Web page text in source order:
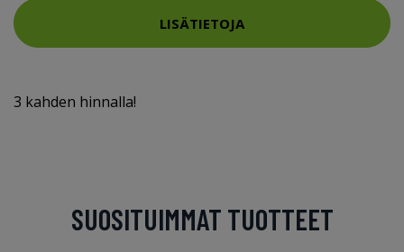
LISÄTIETOJA
3 kahden hinnalla!
SUOSITUIMMAT TUOTTEET